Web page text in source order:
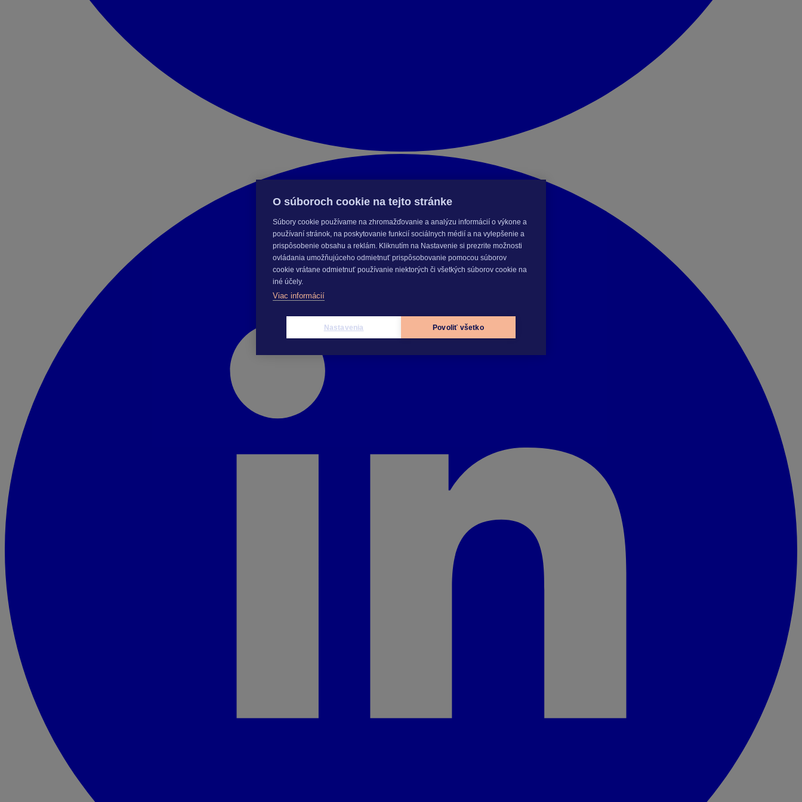
O súboroch cookie na tejto stránke
Súbory cookie používame na zhromažďovanie a analýzu informácií o výkone a
používaní stránok, na poskytovanie funkcií sociálnych médií a na vylepšenie a
prispôsobenie obsahu a reklám. Kliknutím na Nastavenie si prezrite možnosti
ovládania umožňujúceho odmietnuť prispôsobovanie pomocou súborov
cookie vrátane odmietnuť používanie niektorých či všetkých súborov cookie na
iné účely.
Viac informácií
Nastavenia Povoliť všetko